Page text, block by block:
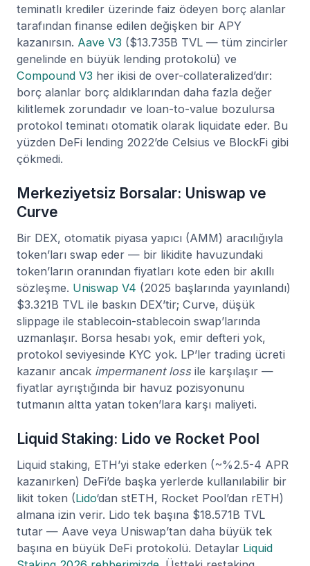
teminatlı krediler üzerinde faiz ödeyen borç alanlar
tarafından finanse edilen değişken bir APY
kazanırsın. Aave V3 ($13.735B TVL — tüm zincirler
genelinde en büyük lending protokolü) ve
Compound V3 her ikisi de over-collateralized’dır:
borç alanlar borç aldıklarından daha fazla değer
kilitlemek zorundadır ve loan-to-value bozulursa
protokol teminatı otomatik olarak liquidate eder. Bu
yüzden DeFi lending 2022’de Celsius ve BlockFi gibi
çökmedi.
Merkeziyetsiz Borsalar: Uniswap ve
Curve
Bir DEX, otomatik piyasa yapıcı (AMM) aracılığıyla
token’ları swap eder — bir likidite havuzundaki
token’ların oranından fiyatları kote eden bir akıllı
sözleşme. Uniswap V4 (2025 başlarında yayınlandı)
$3.321B TVL ile baskın DEX’tir; Curve, düşük
slippage ile stablecoin-stablecoin swap’larında
uzmanlaşır. Borsa hesabı yok, emir defteri yok,
protokol seviyesinde KYC yok. LP’ler trading ücreti
kazanır ancak impermanent lossile karşılaşır —
fiyatlar ayrıştığında bir havuz pozisyonunu
tutmanın altta yatan token’lara karşı maliyeti.
Liquid Staking: Lido ve Rocket Pool
Liquid staking, ETH’yi stake ederken (~%2.5-4 APR
kazanırken) DeFi’de başka yerlerde kullanılabilir bir
likit token (Lido‘dan stETH, Rocket Pool’dan rETH)
almana izin verir. Lido tek başına $18.571B TVL
tutar — Aave veya Uniswap’tan daha büyük tek
başına en büyük DeFi protokolü. Detaylar Liquid